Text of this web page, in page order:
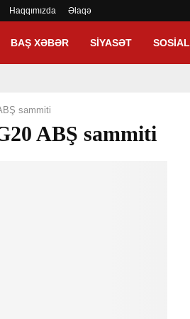
Haqqımızda Əlaqə
BAŞ XƏBƏR SIYASƏT SOSIAL
sammiti
ABŞ sammiti